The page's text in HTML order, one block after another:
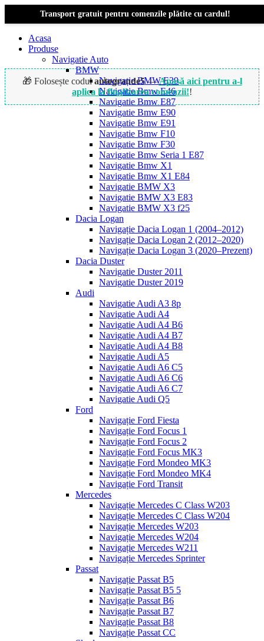
Transport gratuit pentru comenzile plătite cu cardul!
Acasa
Produse
Navigatie Auto
BMW
Navigație BMW E39
Navigatie Bmw E46
Navigatie Bmw E87
Navigatie Bmw E90
Navigatie Bmw E91
Navigatie Bmw F10
Navigatie Bmw F30
Navigatie Bmw Seria 1 E87
Navigatie Bmw X1
Navigatie Bmw X1 E84
Navigatie BMW X3
Navigatie BMW X3 E83
Navigatie BMW X3 f25
Dacia Logan
Navigație Dacia Logan 1 (2004–2012)
Navigație Dacia Logan 2 (2012–2020)
Navigație Dacia Logan 3 (2020–Prezent)
Dacia Duster
Navigatie Duster 2011
Navigatie Duster 2019
Audi
Navigatie Audi A3 8p
Navigatie Audi A4
Navigatie Audi A4 B6
Navigatie Audi A4 B7
Navigatie Audi A4 B8
Navigatie Audi A5
Navigatie Audi A6 C5
Navigatie Audi A6 C6
Navigatie Audi A6 C7
Navigatie Audi Q5
Ford
Navigație Ford Fiesta
Navigație Ford Focus 1
Navigație Ford Focus 2
Navigație Ford Focus MK3
Navigație Ford Mondeo MK3
Navigație Ford Mondeo MK4
Navigație Ford Transit
Mercedes
Navigație Mercedes C Class W203
Navigație Mercedes C Class W204
Navigație Mercedes W203
Navigație Mercedes W204
Navigație Mercedes W211
Navigație Mercedes Sprinter
Passat
Navigație Passat B5
Navigație Passat B5 5
Navigație Passat B6
Navigație Passat B7
Navigație Passat B8
Navigație Passat CC
🎁 Folosește codulautogrande5—Apasă aici pentru a-l
aplica la finalizarea comenzii!!